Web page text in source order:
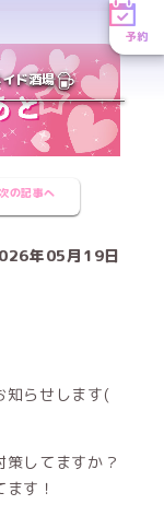
予約
ド酒場
次の記事へ
年05月19日
知らせします(
してますか？
す！